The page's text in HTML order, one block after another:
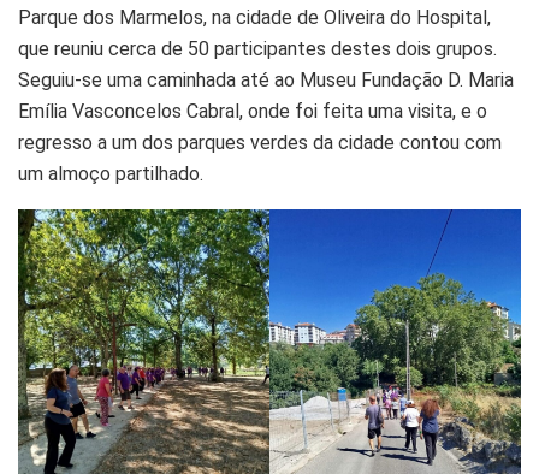
Parque dos Marmelos, na cidade de Oliveira do Hospital,
que reuniu cerca de 50 participantes destes dois grupos.
Seguiu-se uma caminhada até ao Museu Fundação D. Maria
Emília Vasconcelos Cabral, onde foi feita uma visita, e o
regresso a um dos parques verdes da cidade contou com
um almoço partilhado.